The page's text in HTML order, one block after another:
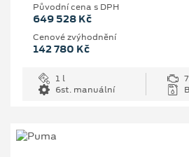
Původní cena s DPH
649 528 Kč
Cenové zvýhodnění
142 780 Kč
1 l
6st. manuální